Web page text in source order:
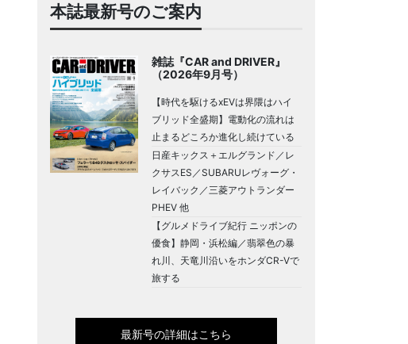
本誌最新号のご案内
雑誌『CAR and DRIVER』
（2026年9月号）
【時代を駆けるxEVは界隈はハイ
ブリッド全盛期】電動化の流れは
止まるどころか進化し続けている
日産キックス＋エルグランド／レ
クサスES／SUBARUレヴォーグ・
レイバック／三菱アウトランダー
PHEV 他
【グルメドライブ紀行 ニッポンの
優食】静岡・浜松編／翡翠色の暴
れ川、天竜川沿いをホンダCR-Vで
旅する
最新号の詳細はこちら